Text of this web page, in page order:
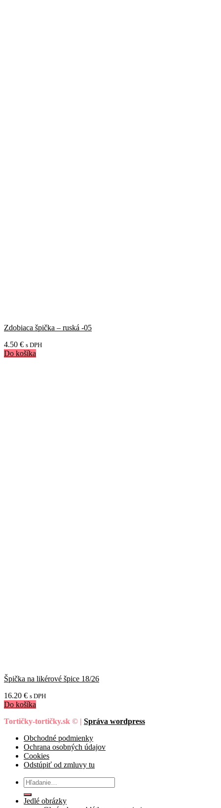
Zdobiaca špička – ruská -05
4.50 € s DPH
Do košíka
Špička na likérové špice 18/26
16.20 € s DPH
Do košíka
Tortičky-tortičky.sk © | Správa wordpress
Obchodné podmienky
Ochrana osobných údajov
Cookies
Odstúpiť od zmluvy tu
Hľadať:
Jedlé obrázky